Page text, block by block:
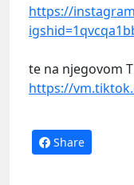
https://
te na njegovom
https://
Share